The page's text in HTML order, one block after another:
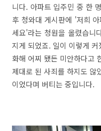
니다. 아파트 입주민 중 한
후 청와대 게시판에 '저희
세요'라는 청원을 올렸습니
지게 되었죠. 일이 이렇게
화해 어찌 됐든 미안하다고
제대로 된 사죄를 하지도 않
이었다며 버티는 중입니다.